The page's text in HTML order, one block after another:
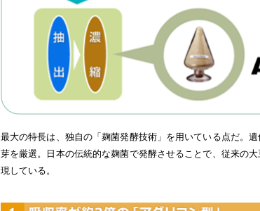
最大の特長は、独自の「麹菌発酵技術」を用いている点だ。
芽を厳選。日本の伝統的な麹菌で発酵させることで、従来の
現している。